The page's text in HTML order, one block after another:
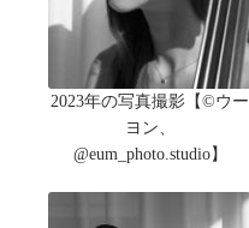
2023年の写真撮影【©ウー
ヨン、
@eum_photo.studio】